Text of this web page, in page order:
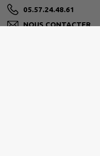
05.57.24.48.61
NOUS CONTACTER